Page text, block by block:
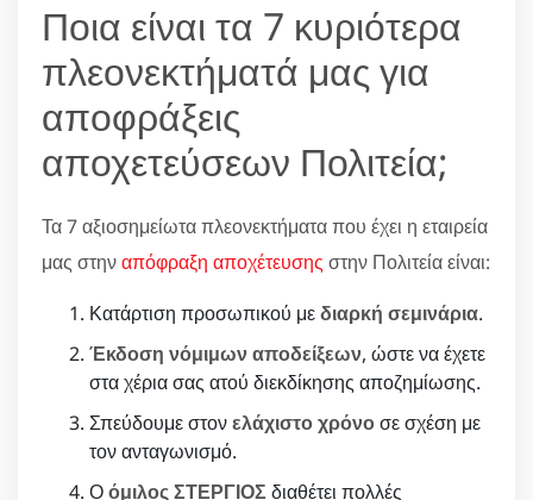
Ποια είναι τα 7 κυριότερα
πλεονεκτήματά μας για
αποφράξεις
αποχετεύσεων Πολιτεία;
Τα 7 αξιοσημείωτα πλεονεκτήματα που έχει η εταιρεία
μας στηναπόφραξη αποχέτευσης στην Πολιτεία είναι:
Κατάρτιση προσωπικού μεδιαρκή σεμινάρια.
Έκδοση νόμιμων αποδείξεων, ώστε να έχετε
στα χέρια σας ατού διεκδίκησης αποζημίωσης.
Σπεύδουμε στονελάχιστο χρόνοσε σχέση με
τον ανταγωνισμό.
Οόμιλος ΣΤΕΡΓΙΟΣ διαθέτει πολλές